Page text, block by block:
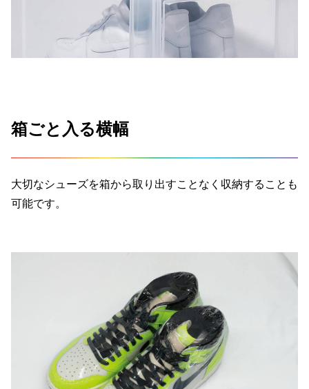
箱ごと入る横幅
大切なシューズを箱から取り出すことなく収納することも
可能です。